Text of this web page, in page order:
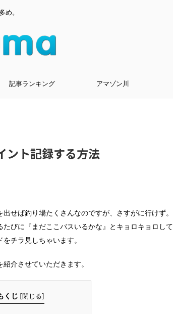
め。
記事ランキング アマゾン川
ント記録する方法
せば釣り場たくさんなのですが、さすがに行けず。
びに『まだここバスいるかな』とキョロキョロして
チラ見しちゃいます。
介させていただきます。
くじ [閉じる]